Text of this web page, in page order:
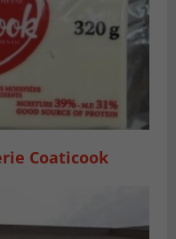
Coaticook